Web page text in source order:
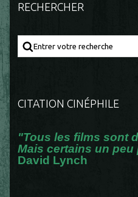
RECHERCHER
CITATION CINÉPHILE
"Tous les films sont
Mais certains un
David Lynch